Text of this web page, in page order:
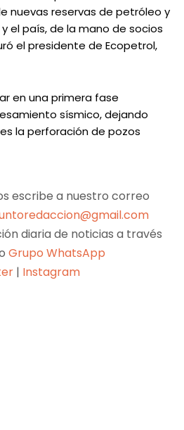
nuevas reservas de petróleo y
el país, de la mano de socios
el presidente de Ecopetrol,
en una primera fase
sísmico, dejando
la perforación de pozos
escribe a nuestro correo
diaria de noticias a través
Grupo WhatsApp
| Instagram